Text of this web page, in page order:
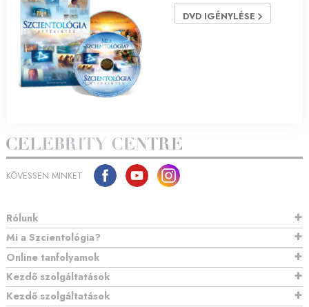
DVD IGÉNYLÉSE
KÖVESSEN MINKET
Rólunk
Mi a Szcientológia?
Online tanfolyamok
Kezdő szolgáltatások
Kezdő szolgáltatások